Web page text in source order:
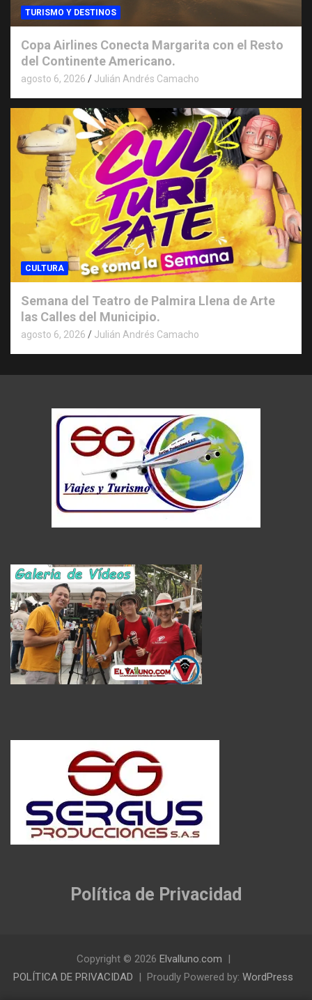
TURISMO Y DESTINOS
Copa Airlines Conecta Margarita con el Resto
del Continente Americano.
agosto 6, 2026 Julián Andrés Camacho
CULTURA
Semana del Teatro de Palmira Llena de Arte
las Calles del Municipio.
agosto 6, 2026 Julián Andrés Camacho
Política de Privacidad
Copyright © 2026 Elvalluno.com
POLÍTICA DE PRIVACIDAD
Proudly Powered by: WordPress